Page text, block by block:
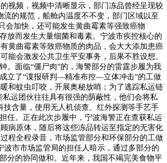
视频，视频中清晰显示，部门冻品曾经呈现较
的规范，船舱内温度不不变，部门区域以至
会加快，还可能发生黄曲霉素等强致癌物
放而发生大量细菌和毒素。宁波市疾控核心的
黄曲霉素等致癌物质的肉品，会大大添加患癌
能会激发公共卫生平安事务，后果不胜设想。
。面临“僵尸肉”的，海警部分的雷霆步履为我
立了“谍报研判—精准布控—立体冲击”的工做
和蚊虫叮咬，开展奥秘放哨；为了逃踪私运链
运团伙往往具有很强的荫蔽性，他们会将私
含量，使用无人机侦查、红外探测等手艺手
任。正在此次步履中，宁波海警正在查获私运
病原体，随后将这些冻品转运至指定的无害化
程全程录音，市场监管部分和环保部分的工做
波市市场监管局的担任人暗示，通过多部分的
分的协同做和。近年来，我国不竭完美食物平